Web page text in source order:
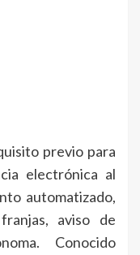
previo para
electrónica al
automatizado,
aviso de
Conocido